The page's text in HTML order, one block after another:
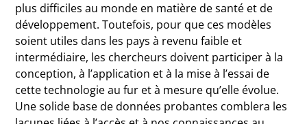
plus difficiles au monde en matière de santé et de
développement. Toutefois, pour que ces modèles
soient utiles dans les pays à revenu faible et
intermédiaire, les chercheurs doivent participer à la
conception, à l’application et à la mise à l’essai de
cette technologie au fur et à mesure qu’elle évolue.
Une solide base de données probantes comblera les